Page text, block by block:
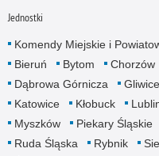
Jednostki
Komendy Miejskie i
Bieruń
Bytom Chorzów
Dąbrowa Górnicza
Gliwice
Katowice
Kłobuck
Myszków
Piekary Śląskie
Ruda Śląska
Rybnik